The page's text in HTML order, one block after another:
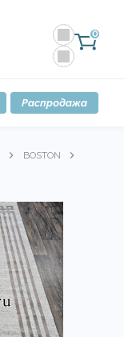
0
Распродажа
BOSTON